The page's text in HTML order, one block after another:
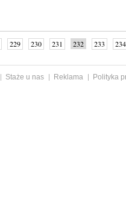
229 230 231 232 233
234
Staże u nas Reklama
Polityka